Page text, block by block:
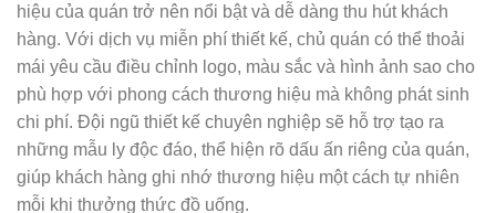
hiệu của quán trở nên nổi bật và dễ dàng thu hút khách
hàng. Với dịch vụ miễn phí thiết kế, chủ quán có thể thoải
mái yêu cầu điều chỉnh logo, màu sắc và hình ảnh sao cho
phù hợp với phong cách thương hiệu mà không phát sinh
chi phí. Đội ngũ thiết kế chuyên nghiệp sẽ hỗ trợ tạo ra
những mẫu ly độc đáo, thể hiện rõ dấu ấn riêng của quán,
giúp khách hàng ghi nhớ thương hiệu một cách tự nhiên
mỗi khi thưởng thức đồ uống.